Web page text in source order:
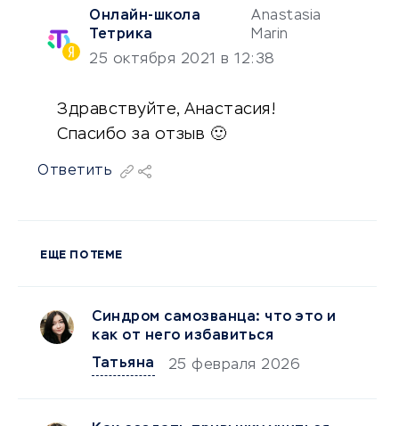
Онлайн-школа
Тетрика
Anastasia
Marin
25 октября 2021 в 12:38
Здравствуйте, Анастасия!
Спасибо за отзыв 🙂
Ответить
ЕЩЕ ПО ТЕМЕ
Синдром самозванца: что это и
как от него избавиться
Татьяна
25 февраля 2026